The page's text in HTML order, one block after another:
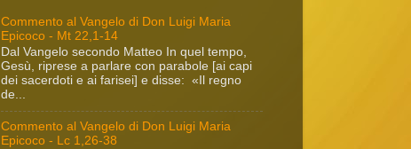
Commento al Vangelo di Don Luigi Maria
Epicoco - Mt 22,1-14
Dal Vangelo secondo Matteo In quel tempo,
Gesù, riprese a parlare con parabole [ai capi
dei sacerdoti e ai farisei] e disse: «Il regno
de...
Commento al Vangelo di Don Luigi Maria
Epicoco - Lc 1,26-38